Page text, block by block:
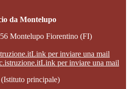
da Montelupo
Montelupo Fiorentino (FI)
Link per inviare una mail
Link per inviare una mail
principale)